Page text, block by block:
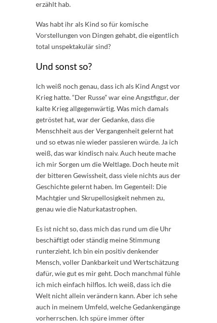
erzählt hab.
Was habt ihr als Kind so für komische
Vorstellungen von Dingen gehabt, die eigentlich
total unspektakulär sind?
Und sonst so?
Ich weiß noch genau, dass ich als Kind Angst vor
Krieg hatte. “Der Russe” war eine Angstfigur, der
kalte Krieg allgegenwärtig. Was mich damals
getröstet hat, war der Gedanke, dass die
Menschheit aus der Vergangenheit gelernt hat
und so etwas nie wieder passieren würde. Ja ich
weiß, das war kindisch naiv. Auch heute mache
ich mir Sorgen um die Weltlage. Doch heute mit
der bitteren Gewissheit, dass viele nichts aus der
Geschichte gelernt haben. Im Gegenteil: Die
Machtgier und Skrupellosigkeit nehmen zu,
genau wie die Naturkatastrophen.
Es ist nicht so, dass mich das rund um die Uhr
beschäftigt oder ständig meine Stimmung
runterzieht. Ich bin ein positiv denkender
Mensch, voller Dankbarkeit und Wertschätzung
dafür, wie gut es mir geht. Doch manchmal fühle
ich mich einfach hilflos. Ich weiß, dass ich die
Welt nicht allein verändern kann. Aber ich sehe
auch in meinem Umfeld, welche Gedankengänge
vorherrschen. Ich spüre immer öfter